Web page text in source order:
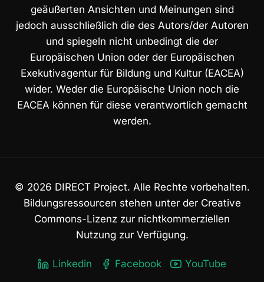
geäußerten Ansichten und Meinungen sind
jedoch ausschließlich die des Autors/der Autoren
und spiegeln nicht unbedingt die der
Europäischen Union oder der Europäischen
Exekutivagentur für Bildung und Kultur (EACEA)
wider. Weder die Europäische Union noch die
EACEA können für diese verantwortlich gemacht
werden.
© 2026 DIRECT Project. Alle Rechte vorbehalten.
Bildungsressourcen stehen unter der Creative
Commons-Lizenz zur nichtkommerziellen
Nutzung zur Verfügung.
Linkedin Facebook YouTube